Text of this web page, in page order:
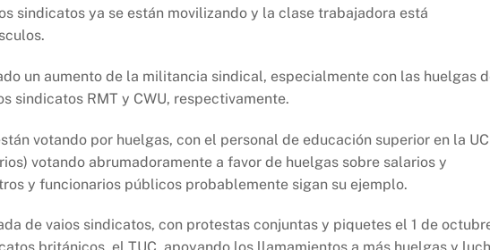
sindicatos ya se están movilizando y la clase trabajadora está
un aumento de la militancia sindical, especialmente con las huelgas
sindicatos RMT y CWU, respectivamente.
votando por huelgas, con el personal de educación superior en la
votando abrumadoramente a favor de huelgas sobre salarios y
y funcionarios públicos probablemente sigan su ejemplo.
de vaios sindicatos, con protestas conjuntas y piquetes el 1 de